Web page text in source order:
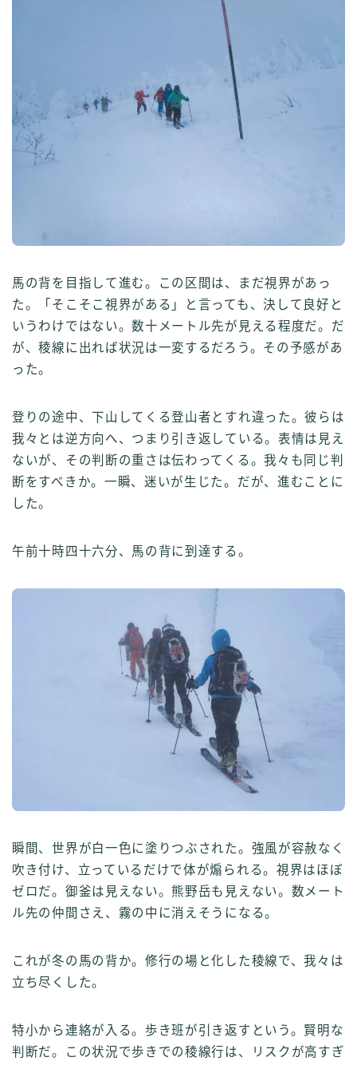
馬の背を目指して進む。この区間は、まだ視界があっ
た。「そこそこ視界がある」と言っても、決して良好と
いうわけではない。数十メートル先が見える程度だ。だ
が、稜線に出れば状況は一変するだろう。その予感があ
った。
登りの途中、下山してくる登山者とすれ違った。彼らは
我々とは逆方向へ、つまり引き返している。表情は見え
ないが、その判断の重さは伝わってくる。我々も同じ判
断をすべきか。一瞬、迷いが生じた。だが、進むことに
した。
午前十時四十六分、馬の背に到達する。
瞬間、世界が白一色に塗りつぶされた。強風が容赦なく
吹き付け、立っているだけで体が煽られる。視界はほぼ
ゼロだ。御釜は見えない。熊野岳も見えない。数メート
ル先の仲間さえ、霧の中に消えそうになる。
これが冬の馬の背か。修行の場と化した稜線で、我々は
立ち尽くした。
特小から連絡が入る。歩き班が引き返すという。賢明な
判断だ。この状況で歩きでの稜線行は、リスクが高すぎ